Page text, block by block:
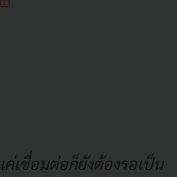
ค่เชื่อมต่อก็ยังต้องรอเป็น